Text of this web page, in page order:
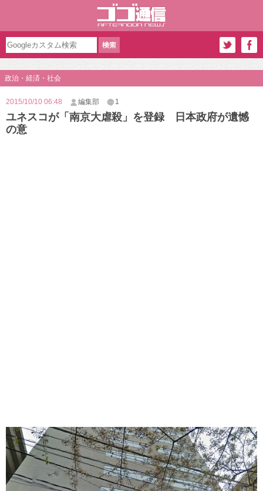
政治・経済・社会
2015/10/10 06:48 編集部 1
ユネスコが「南京大虐殺」を登録 日本政府が遺憾
の意